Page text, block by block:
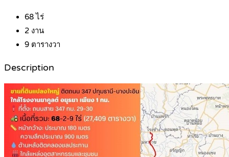
68ไร่
2 งาน
9 ตารางวา
Description